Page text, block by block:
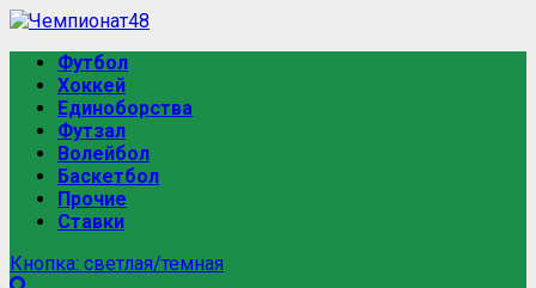
Футбол
Хоккей
Единоборства
Футзал
Волейбол
Баскетбол
Прочие
Ставки
Кнопка: светлая/темная